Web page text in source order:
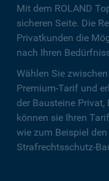
Mit dem ROLAND
sicheren Seite. Die
Privatkunden die
nach Ihren
Wählen Sie
Premium-Tarif und
der Bausteine Privat,
können sie Ihren
wie zum Beispiel
Strafrechtsschutz-